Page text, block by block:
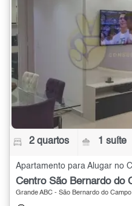
2 quartos 1 suíte
Grande ABC - São Bernardo do Campo